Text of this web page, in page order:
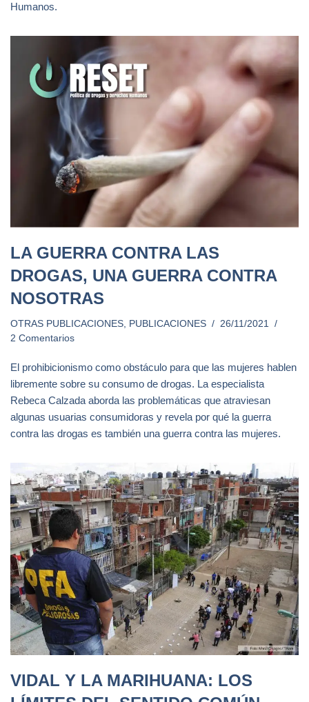
Humanos.
LA GUERRA CONTRA LAS
DROGAS, UNA GUERRA CONTRA
NOSOTRAS
OTRAS PUBLICACIONES, PUBLICACIONES
26/11/2021
2 Comentarios
El prohibicionismo como obstáculo para que las mujeres hablen
libremente sobre su consumo de drogas. La especialista
Rebeca Calzada aborda las problemáticas que atraviesan
algunas usuarias consumidoras y revela por qué la guerra
contra las drogas es también una guerra contra las mujeres.
VIDAL Y LA MARIHUANA: LOS